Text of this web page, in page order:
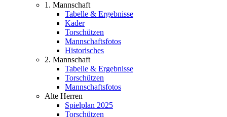
1. Mannschaft
Tabelle & Ergebnisse
Kader
Torschützen
Mannschaftsfotos
Historisches
2. Mannschaft
Tabelle & Ergebnisse
Torschützen
Mannschaftsfotos
Alte Herren
Spielplan 2025
Torschützen